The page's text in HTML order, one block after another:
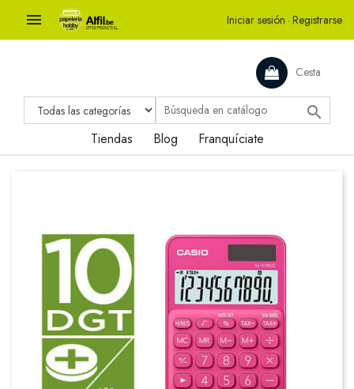
 Iniciar sesión · Registrarse
Cesta

Tiendas Blog Franquíciate